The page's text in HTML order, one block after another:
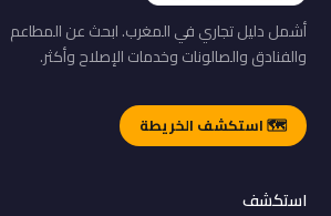
أشمل دليل تجاري في المغرب. ابحث عن المطاعم
والفنادق والصالونات وخدمات الإصلاح وأكثر.
🗺️ استكشف الخريطة
استكشف